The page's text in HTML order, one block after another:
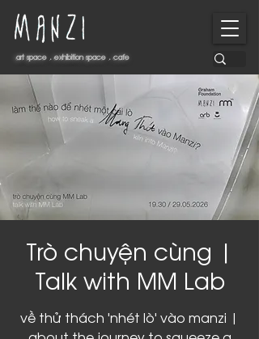
art space . exhibition space . cafe
art space . exhibition space . cafe
Trò chuyện cùng |
Talk with MM Lab
về thử thách 'nhét lò' vào manzi |